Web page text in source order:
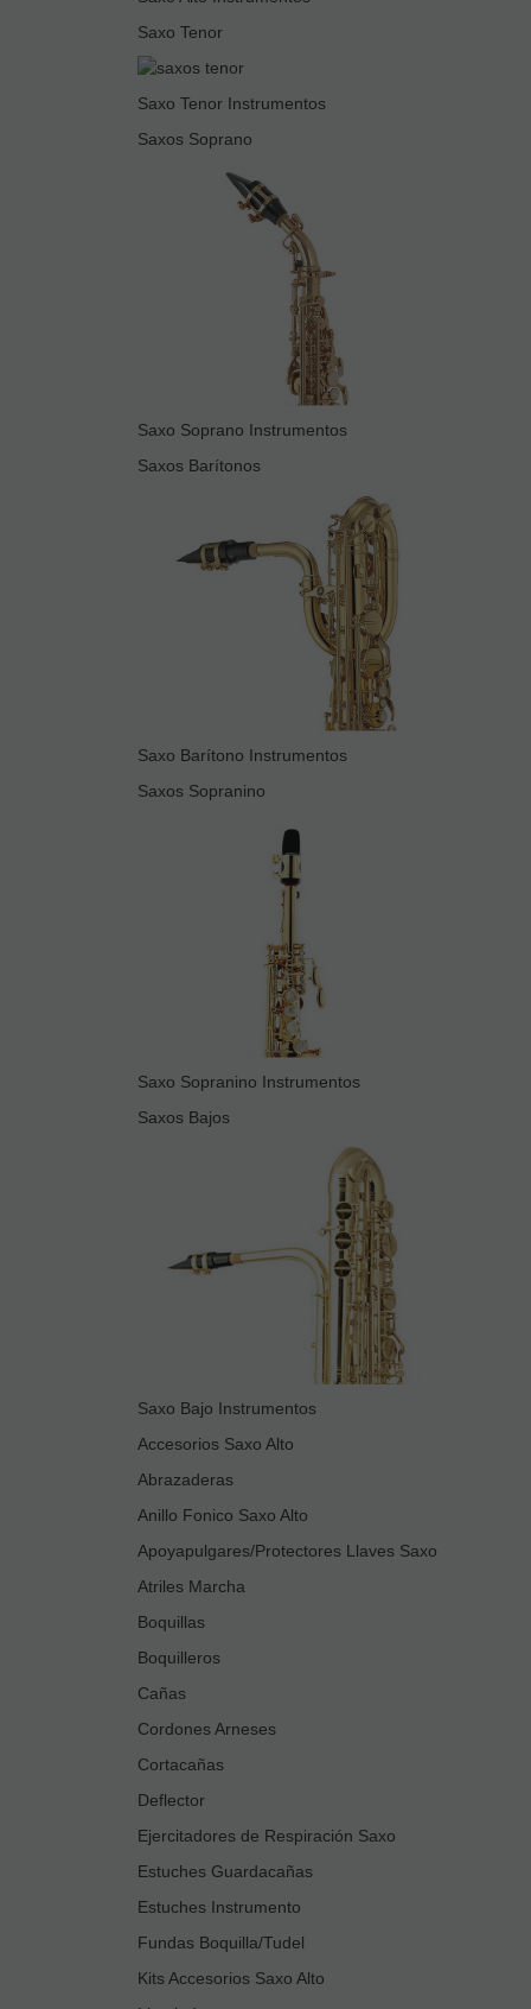
Saxo Tenor
Saxo Tenor Instrumentos
Saxos Soprano
Saxo Soprano Instrumentos
Saxos Barítonos
Saxo Barítono Instrumentos
Saxos Sopranino
Saxo Sopranino Instrumentos
Saxos Bajos
Saxo Bajo Instrumentos
Accesorios Saxo Alto
Abrazaderas
Anillo Fonico Saxo Alto
Apoyapulgares/Protectores Llaves Saxo
Atriles Marcha
Boquillas
Boquilleros
Cañas
Cordones Arneses
Cortacañas
Deflector
Ejercitadores de Respiración Saxo
Estuches Guardacañas
Estuches Instrumento
Fundas Boquilla/Tudel
Kits Accesorios Saxo Alto